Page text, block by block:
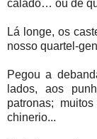
calado… ou de
Lá longe, os
nosso quartel-
Pegou a
lados, aos
patronas;
chinerio...